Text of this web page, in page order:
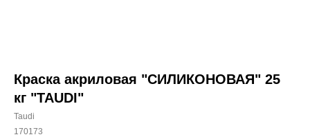
Краска акриловая "СИЛИКОНОВАЯ" 25
кг "TAUDI"
Taudi
170173